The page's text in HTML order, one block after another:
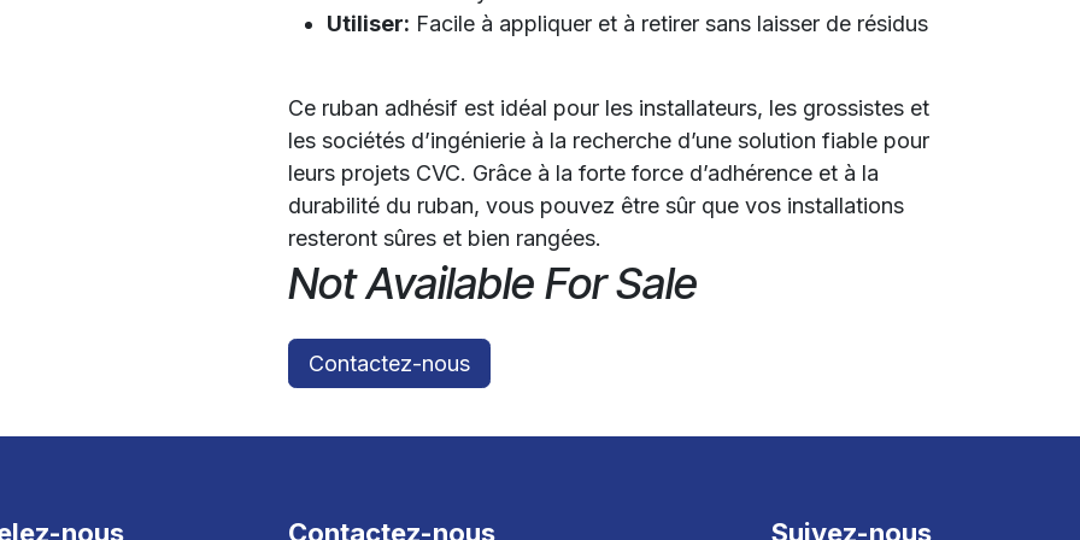
Utiliser: Facile à appliquer et à retirer sans laisser de résidus
Ce ruban adhésif est idéal pour les installateurs, les grossistes et
les sociétés d’ingénierie à la recherche d’une solution fiable pour
leurs projets CVC. Grâce à la forte force d’adhérence et à la
durabilité du ruban, vous pouvez être sûr que vos installations
resteront sûres et bien rangées.
Not Available For Sale
Contactez-nous
nous Contactez-nous Suivez-nous